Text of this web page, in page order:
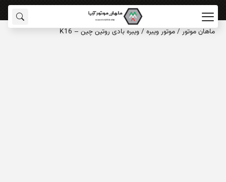
ماهان‌ موتور /موتور ویبره/ویبره بادی روتین چین – K16